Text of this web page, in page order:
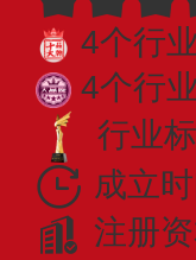
4个行
4个行
行业
成立
注册